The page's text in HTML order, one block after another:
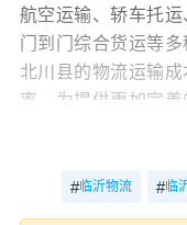
航空运输、轿车托
门到门综合货运等
北川县的物流运输
率，为提供更加完
决定财根临沂的高
技含量的信息技术
#临沂物流 #临